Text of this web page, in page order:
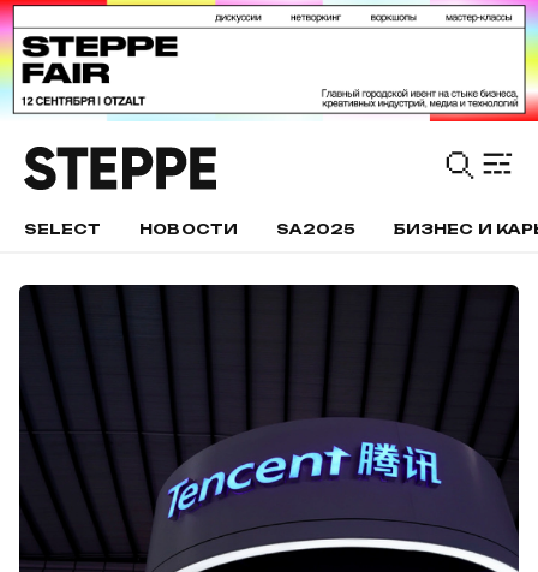
SELECT НОВОСТИ SA2025 БИЗНЕС И